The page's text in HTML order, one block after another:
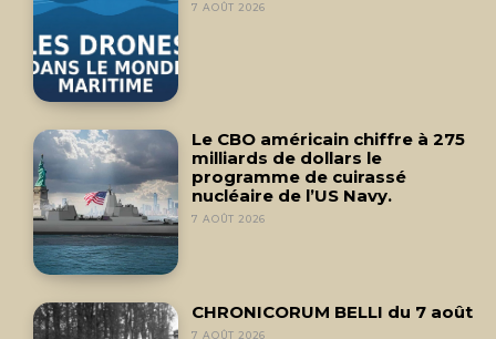
7 AOÛT 2026
Le CBO américain chiffre à 275
milliards de dollars le
programme de cuirassé
nucléaire de l’US Navy.
7 AOÛT 2026
CHRONICORUM BELLI du 7 août
7 AOÛT 2026